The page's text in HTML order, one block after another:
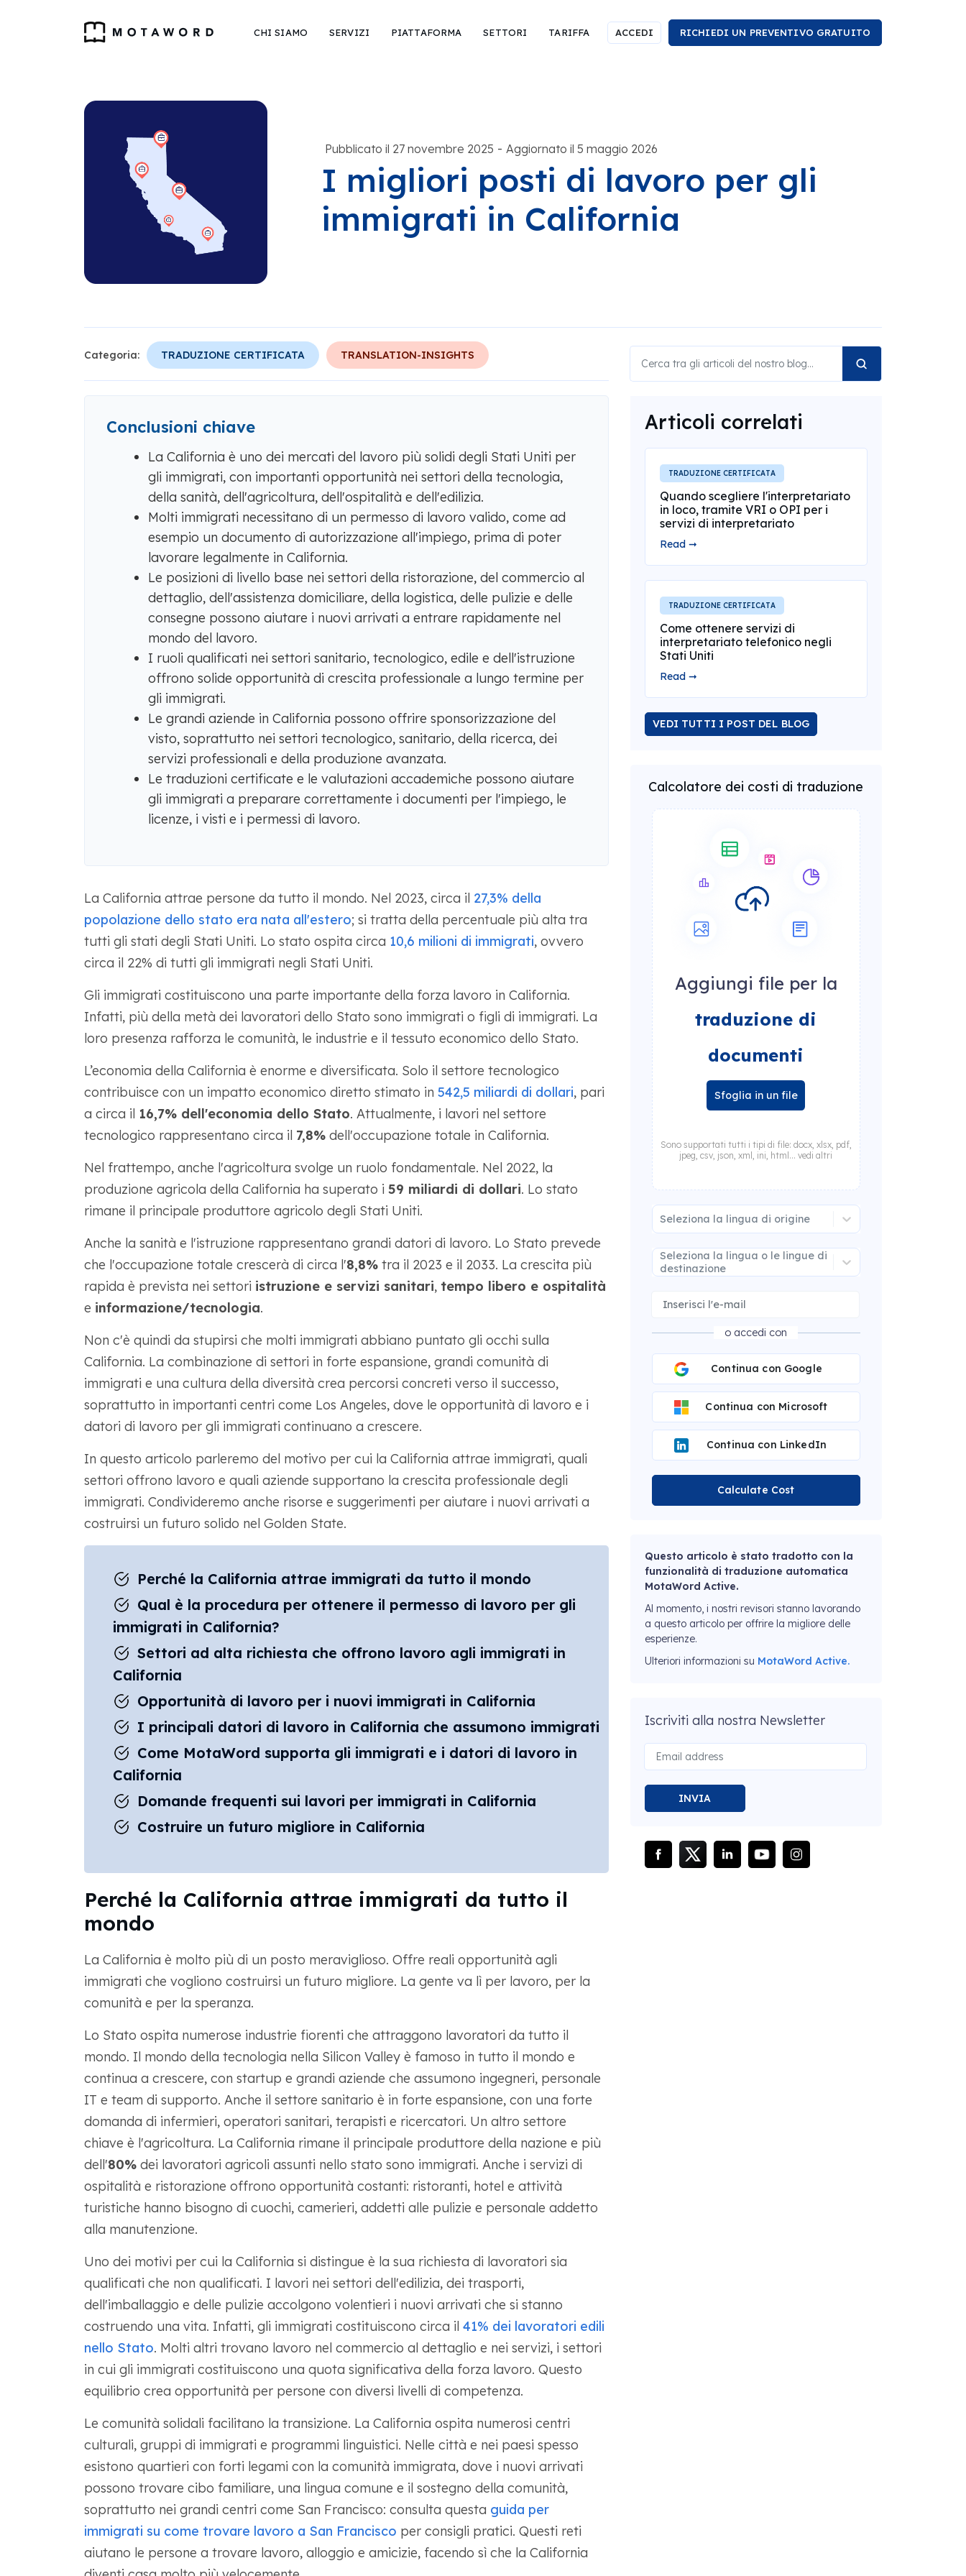
CHI SIAMO SERVIZI PIATTAFORMA SETTORI TARIFFA ACCEDI RICHIEDI UN PREVENTIVO GRATUITO
Pubblicato il 27 novembre 2025 - Aggiornato il 5 maggio 2026
I migliori posti di lavoro per gli
immigrati in California
Categoria: TRADUZIONE CERTIFICATA TRANSLATION-INSIGHTS
Conclusioni chiave
La California è uno dei mercati del lavoro più solidi degli Stati Uniti per
gli immigrati, con importanti opportunità nei settori della tecnologia,
della sanità, dell'agricoltura, dell'ospitalità e dell'edilizia.
Molti immigrati necessitano di un permesso di lavoro valido, come ad
esempio un documento di autorizzazione all'impiego, prima di poter
lavorare legalmente in California.
Le posizioni di livello base nei settori della ristorazione, del commercio al
dettaglio, dell'assistenza domiciliare, della logistica, delle pulizie e delle
consegne possono aiutare i nuovi arrivati ​​a entrare rapidamente nel
mondo del lavoro.
I ruoli qualificati nei settori sanitario, tecnologico, edile e dell'istruzione
offrono solide opportunità di crescita professionale a lungo termine per
gli immigrati.
Le grandi aziende in California possono offrire sponsorizzazione del
visto, soprattutto nei settori tecnologico, sanitario, della ricerca, dei
servizi professionali e della produzione avanzata.
Le traduzioni certificate e le valutazioni accademiche possono aiutare
gli immigrati a preparare correttamente i documenti per l'impiego, le
licenze, i visti e i permessi di lavoro.
La California attrae persone da tutto il mondo. Nel 2023, circa il 27,3% della
popolazione dello stato era nata all'estero; si tratta della percentuale più alta tra
tutti gli stati degli Stati Uniti. Lo stato ospita circa 10,6 milioni di immigrati, ovvero
circa il 22% di tutti gli immigrati negli Stati Uniti.
Gli immigrati costituiscono una parte importante della forza lavoro in California.
Infatti, più della metà dei lavoratori dello Stato sono immigrati o figli di immigrati. La
loro presenza rafforza le comunità, le industrie e il tessuto economico dello Stato.
L’economia della California è enorme e diversificata. Solo il settore tecnologico
contribuisce con un impatto economico diretto stimato in 542,5 miliardi di dollari, pari
a circa il 16,7% dell'economia dello Stato. Attualmente, i lavori nel settore
tecnologico rappresentano circa il 7,8%dell'occupazione totale in California.
Nel frattempo, anche l'agricoltura svolge un ruolo fondamentale. Nel 2022, la
produzione agricola della California ha superato i 59 miliardi di dollari. Lo stato
rimane il principale produttore agricolo degli Stati Uniti.
Anche la sanità e l'istruzione rappresentano grandi datori di lavoro. Lo Stato prevede
che l'occupazione totale crescerà di circa l'8,8%tra il 2023 e il 2033. La crescita più
rapida è prevista nei settori istruzione e servizi sanitari, tempo libero e ospitalità
e informazione/tecnologia.
Non c'è quindi da stupirsi che molti immigrati abbiano puntato gli occhi sulla
California. La combinazione di settori in forte espansione, grandi comunità di
immigrati e una cultura della diversità crea percorsi concreti verso il successo,
soprattutto in importanti centri come Los Angeles, dove le opportunità di lavoro e i
datori di lavoro per gli immigrati continuano a crescere.
In questo articolo parleremo del motivo per cui la California attrae immigrati, quali
settori offrono lavoro e quali aziende supportano la crescita professionale degli
immigrati. Condivideremo anche risorse e suggerimenti per aiutare i nuovi arrivati a
costruirsi un futuro solido nel Golden State.
Perché la California attrae immigrati da tutto il mondo
Qual è la procedura per ottenere il permesso di lavoro per gli
immigrati in California?
Settori ad alta richiesta che offrono lavoro agli immigrati in
California
Opportunità di lavoro per i nuovi immigrati in California
I principali datori di lavoro in California che assumono immigrati
Come MotaWord supporta gli immigrati e i datori di lavoro in
California
Domande frequenti sui lavori per immigrati in California
Costruire un futuro migliore in California
Perché la California attrae immigrati da tutto il
mondo
La California è molto più di un posto meraviglioso. Offre reali opportunità agli
immigrati che vogliono costruirsi un futuro migliore. La gente va lì per lavoro, per la
comunità e per la speranza.
Lo Stato ospita numerose industrie fiorenti che attraggono lavoratori da tutto il
mondo. Il mondo della tecnologia nella Silicon Valley è famoso in tutto il mondo e
continua a crescere, con startup e grandi aziende che assumono ingegneri, personale
IT e team di supporto. Anche il settore sanitario è in forte espansione, con una forte
domanda di infermieri, operatori sanitari, terapisti e ricercatori. Un altro settore
chiave è l'agricoltura. La California rimane il principale produttore della nazione e più
dell'80%dei lavoratori agricoli assunti nello stato sono immigrati. Anche i servizi di
ospitalità e ristorazione offrono opportunità costanti: ristoranti, hotel e attività
turistiche hanno bisogno di cuochi, camerieri, addetti alle pulizie e personale addetto
alla manutenzione.
Uno dei motivi per cui la California si distingue è la sua richiesta di lavoratori sia
qualificati che non qualificati. I lavori nei settori dell'edilizia, dei trasporti,
dell'imballaggio e delle pulizie accolgono volentieri i nuovi arrivati che si stanno
costruendo una vita. Infatti, gli immigrati costituiscono circa il 41% dei lavoratori edili
nello Stato. Molti altri trovano lavoro nel commercio al dettaglio e nei servizi, i settori
in cui gli immigrati costituiscono una quota significativa della forza lavoro. Questo
equilibrio crea opportunità per persone con diversi livelli di competenza.
Le comunità solidali facilitano la transizione. La California ospita numerosi centri
culturali, gruppi di immigrati e programmi linguistici. Nelle città e nei paesi spesso
esistono quartieri con forti legami con la comunità immigrata, dove i nuovi arrivati ​​​​
possono trovare cibo familiare, una lingua comune e il sostegno della comunità,
soprattutto nei grandi centri come San Francisco: consulta questa guida per
immigrati su come trovare lavoro a San Francisco per consigli pratici. Questi reti
aiutano le persone a trovare lavoro, alloggio e amicizie, facendo sì che la California
Articoli correlati
TRADUZIONE CERTIFICATA
Quando scegliere l'interpretariato
in loco, tramite VRI o OPI per i
servizi di interpretariato
Read ➞
TRADUZIONE CERTIFICATA
Come ottenere servizi di
interpretariato telefonico negli
Stati Uniti
Read ➞
VEDI TUTTI I POST DEL BLOG
Calcolatore dei costi di traduzione
Aggiungi file per la
traduzione di
documenti
Sfoglia in un file
Sono supportati tutti i tipi di file: docx, xlsx, pdf,
jpeg, csv, json, xml, ini, html... vedi altri
Seleziona la lingua di origine
Seleziona la lingua o le lingue di
destinazione
o accedi con
Continua con Google
Continua con Microsoft
Continua con LinkedIn
Calculate Cost
Questo articolo è stato tradotto con la
funzionalità di traduzione automatica
MotaWord Active.
Al momento, i nostri revisori stanno lavorando
a questo articolo per offrire la migliore delle
esperienze.
Ulteriori informazioni su MotaWord Active.
Iscriviti alla nostra Newsletter
INVIA